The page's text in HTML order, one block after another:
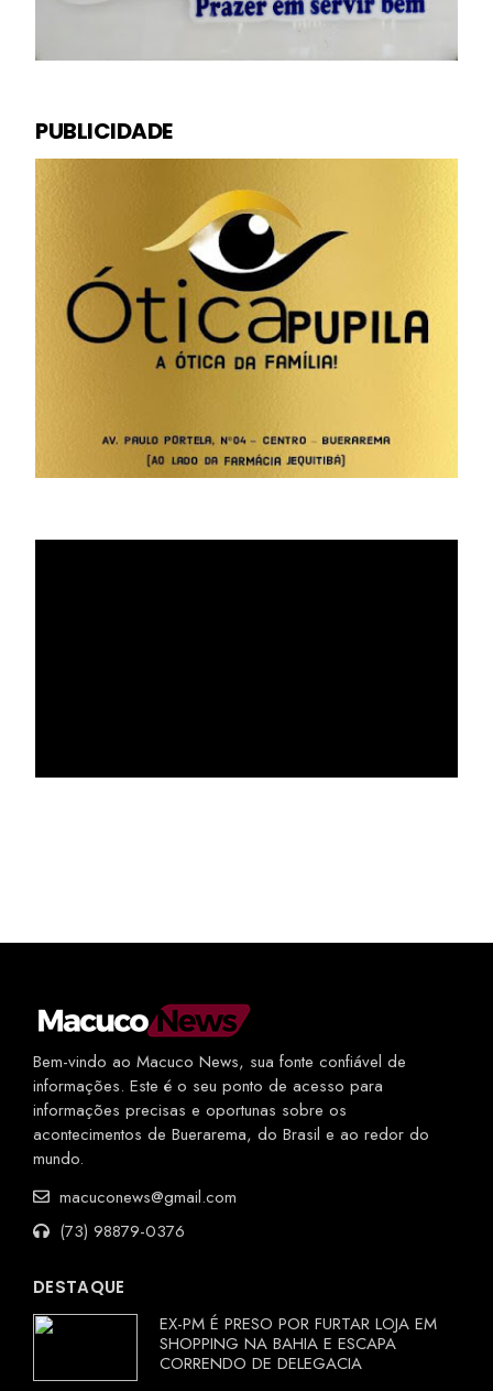
PUBLICIDADE
Bem-vindo ao Macuco News, sua fonte confiável de
informações. Este é o seu ponto de acesso para
informações precisas e oportunas sobre os
acontecimentos de Buerarema, do Brasil e ao redor do
mundo.
macuconews@gmail.com
(73) 98879-0376
DESTAQUE
EX-PM É PRESO POR FURTAR LOJA EM
SHOPPING NA BAHIA E ESCAPA
CORRENDO DE DELEGACIA